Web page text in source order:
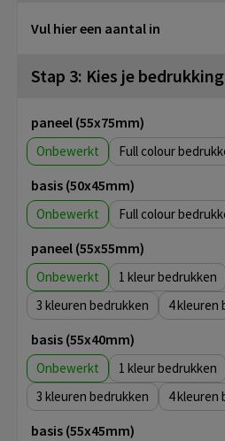
Vul hier een aantal in
Stap 3: Kies je bedrukking
paneel (55x75mm)
Onbewerkt Full colour
basis (50x45mm)
Onbewerkt Full colour
paneel (55x55mm)
Onbewerkt 1
3
4
basis (55x40mm)
Onbewerkt 1
3
4
basis (55x45mm)